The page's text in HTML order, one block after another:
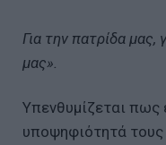
Για την πατρίδα μας,
μας».
Υπενθυμίζεται πως
υποψηφιότητά